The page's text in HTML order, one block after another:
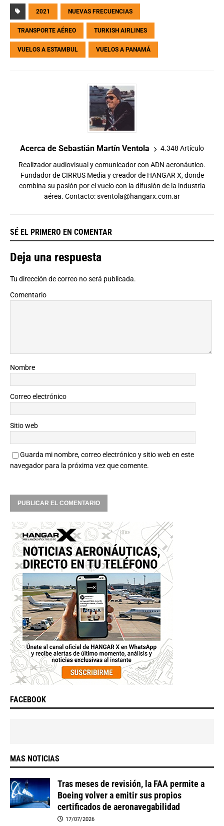
2021 NUEVAS FRECUENCIAS
TRANSPORTE AÉREO TURKISH AIRLINES
VUELOS A ESTAMBUL VUELOS A PANAMÁ
Acerca de Sebastián Martín Ventola 4.348 Artículo
Realizador audiovisual y comunicador con ADN aeronáutico.
Fundador de CIRRUS Media y creador de HANGAR X, donde
combina su pasión por el vuelo con la difusión de la industria
aérea. Contacto:sventola@hangarx.com.ar
SÉ EL PRIMERO EN COMENTAR
Deja una respuesta
Tu dirección de correo no será publicada.
Comentario
Nombre
Correo electrónico
Sitio web
Guarda mi nombre, correo electrónico y sitio web en este
navegador para la próxima vez que comente.
FACEBOOK
MAS NOTICIAS
Tras meses de revisión, la FAA permite a
Boeing volver a emitir sus propios
certificados de aeronavegabilidad
17/07/2026